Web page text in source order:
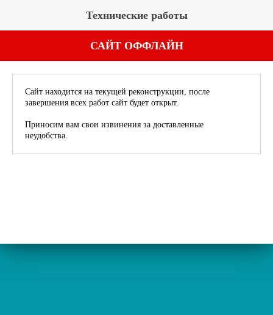
Технические работы
САЙТ ОФФЛАЙН
Сайт находится на текущей реконструкции, после
завершения всех работ сайт будет открыт.
Приносим вам свои извинения за доставленные
неудобства.